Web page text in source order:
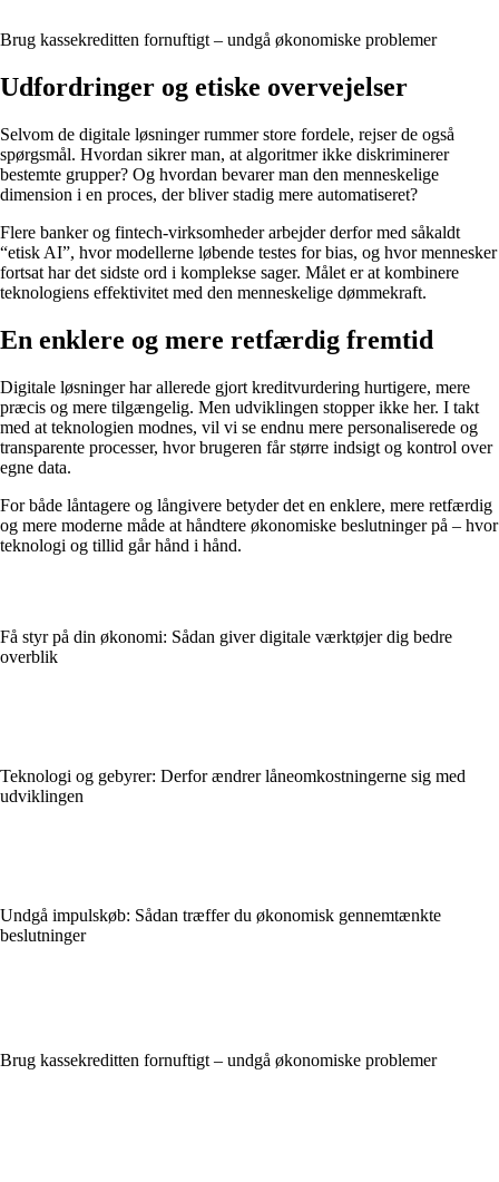
Brug kassekreditten fornuftigt – undgå økonomiske problemer
Udfordringer og etiske overvejelser
Selvom de digitale løsninger rummer store fordele, rejser de også
spørgsmål. Hvordan sikrer man, at algoritmer ikke diskriminerer
bestemte grupper? Og hvordan bevarer man den menneskelige
dimension i en proces, der bliver stadig mere automatiseret?
Flere banker og fintech-virksomheder arbejder derfor med såkaldt
“etisk AI”, hvor modellerne løbende testes for bias, og hvor mennesker
fortsat har det sidste ord i komplekse sager. Målet er at kombinere
teknologiens effektivitet med den menneskelige dømmekraft.
En enklere og mere retfærdig fremtid
Digitale løsninger har allerede gjort kreditvurdering hurtigere, mere
præcis og mere tilgængelig. Men udviklingen stopper ikke her. I takt
med at teknologien modnes, vil vi se endnu mere personaliserede og
transparente processer, hvor brugeren får større indsigt og kontrol over
egne data.
For både låntagere og långivere betyder det en enklere, mere retfærdig
og mere moderne måde at håndtere økonomiske beslutninger på – hvor
teknologi og tillid går hånd i hånd.
Få styr på din økonomi: Sådan giver digitale værktøjer dig bedre
overblik
Teknologi og gebyrer: Derfor ændrer låneomkostningerne sig med
udviklingen
Undgå impulskøb: Sådan træffer du økonomisk gennemtænkte
beslutninger
Brug kassekreditten fornuftigt – undgå økonomiske problemer